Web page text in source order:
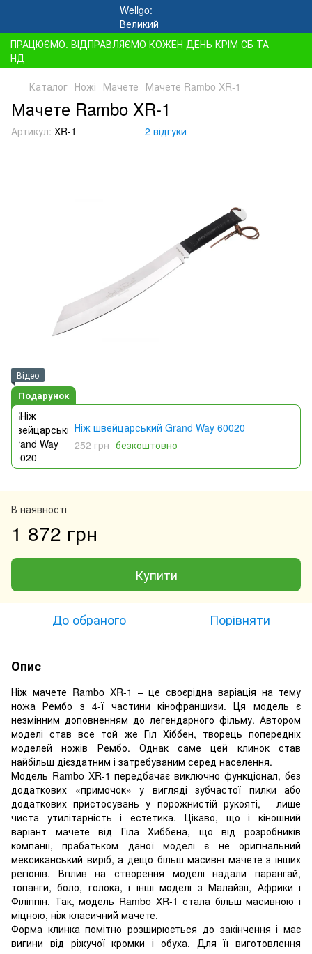
ПРАЦЮЄМО. ВІДПРАВЛЯЄМО КОЖЕН ДЕНЬ КРІМ СБ ТА
НД
Каталог Ножі Мачете Мачете Rambo XR-1
Мачете Rambo XR-1
Артикул: XR-1 2 відгуки
Відео
Подарунок
Ніж швейцарський Grand Way 60020
252 грн безкоштовно
В наявності
1 872 грн
Купити
До обраного Порівняти
Опис
Ніж мачете Rambo XR-1 – це своєрідна варіація на тему
ножа Рембо з 4-ї частини кінофраншизи. Ця модель є
незмінним доповненням до легендарного фільму. Автором
моделі став все той же Гіл Хіббен, творець попередніх
моделей ножів Рембо. Однак саме цей клинок став
найбільш дієздатним і затребуваним серед населення.
Модель Rambo XR-1 передбачає виключно функціонал, без
додаткових «примочок» у вигляді зубчастої пилки або
додаткових пристосувань у порожнистій рукояті, - лише
чиста утилітарність і естетика. Цікаво, що і кіношний
варіант мачете від Гіла Хиббена, що від розробників
компанії, прабатьком даної моделі є не оригінальний
мексиканський виріб, а дещо більш масивні мачете з інших
регіонів. Вплив на створення моделі надали парангай,
топанги, боло, голока, і інші моделі з Малайзії, Африки і
Філіппін. Так, модель Rambo XR-1 стала більш масивною і
міцною, ніж класичний мачете.
Форма клинка помітно розширюється до закінчення і має
вигини від ріжучої кромки і обуха. Для її виготовлення